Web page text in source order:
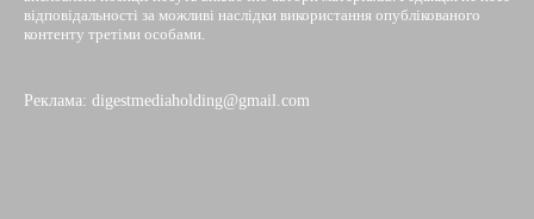
відповідальності за можливі наслідки використання опублікованого
контенту третіми особами.
Реклама: digestmediaholding@gmail.com